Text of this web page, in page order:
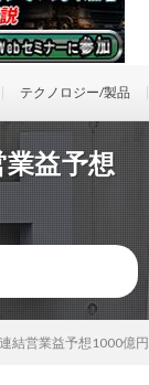
テクノロジー/製品
益予想
結営業益予想1000億